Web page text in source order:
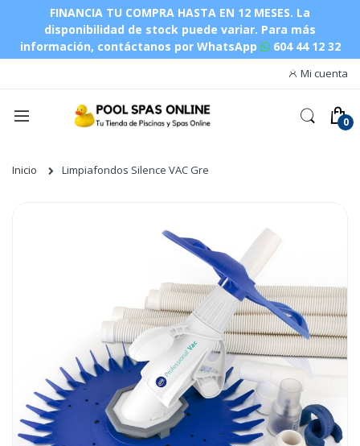
FINANCIA TU COMPRA HASTA EN 12 MESES. La
disponibilidad de stock puede variar. Para más
información, contáctanos por WhatsApp
604 44 12 32
Mi cuenta
Inicio Limpiafondos Silence VAC Gre